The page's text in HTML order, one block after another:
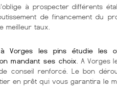
à prospecter différents
de financement du
meilleur taux.
Vorges les pins étudie les
mandant ses choix . A
conseil renforcé. Le bon
en prêt qui vous garantira le